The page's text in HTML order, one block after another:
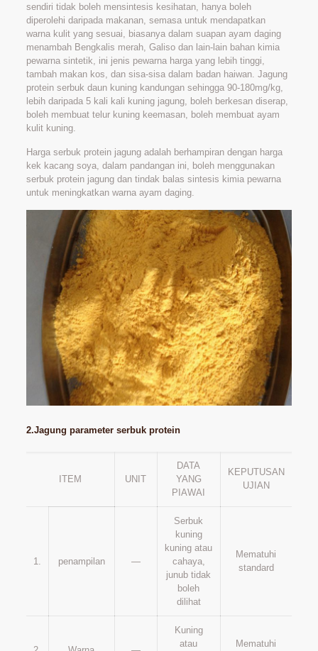
sendiri tidak boleh mensintesis kesihatan, hanya boleh
diperolehi daripada makanan, semasa untuk mendapatkan
warna kulit yang sesuai, biasanya dalam suapan ayam daging
menambah Bengkalis merah, Galiso dan lain-lain bahan kimia
pewarna sintetik, ini jenis pewarna harga yang lebih tinggi,
tambah makan kos, dan sisa-sisa dalam badan haiwan. Jagung
protein serbuk daun kuning kandungan sehingga 90-180mg/kg,
lebih daripada 5 kali kali kuning jagung, boleh berkesan diserap,
boleh membuat telur kuning keemasan, boleh membuat ayam
kulit kuning.
Harga serbuk protein jagung adalah berhampiran dengan harga
kek kacang soya, dalam pandangan ini, boleh menggunakan
serbuk protein jagung dan tindak balas sintesis kimia pewarna
untuk meningkatkan warna ayam daging.
2.Jagung parameter serbuk protein
ITEM UNIT
DATA
YANG
PIAWAI
KEPUTUSAN
UJIAN
1. penampilan —
Serbuk
kuning
kuning atau
cahaya,
junub tidak
boleh
dilihat
Mematuhi
standard
Kuning
atau
Mematuhi